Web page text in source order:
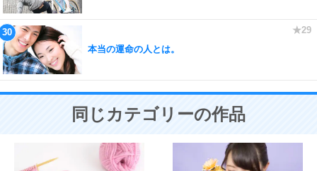
本当の運命の人とは。
同じカテゴリーの作品